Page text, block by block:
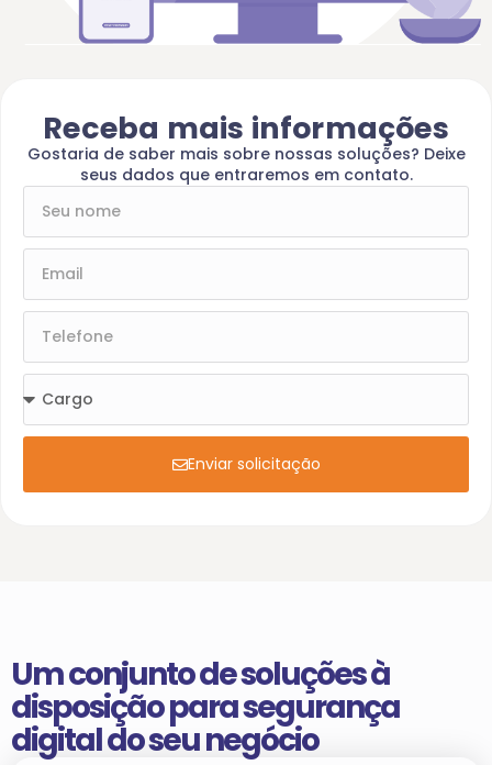
Receba mais informações
Gostaria de saber mais sobre nossas soluções? Deixe
seus dados que entraremos em contato.
Enviar solicitação
Um conjunto de soluções à
disposição para segurança
digital do seu negócio